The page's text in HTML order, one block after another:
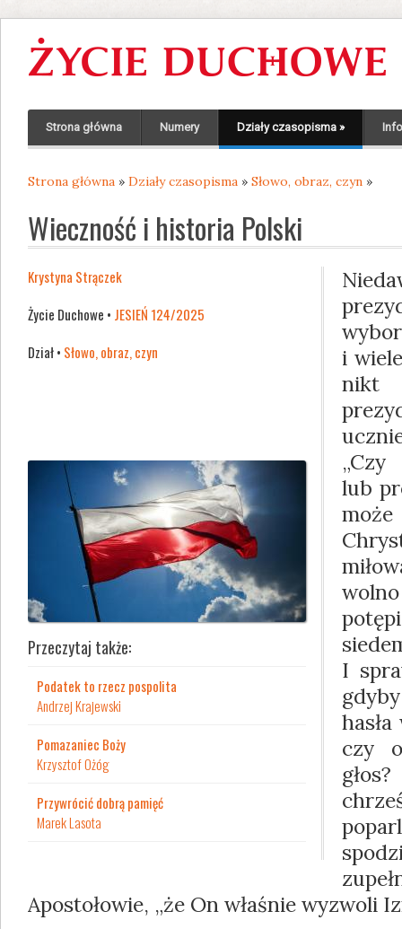
Strona główna Numery Działy czasopisma »
Jesteś tutaj
Strona główna » Działy czasopisma » Słowo, obraz, czyn »
Wieczność i historia Polski
Krystyna Strączek
Życie Duchowe • JESIEŃ 124/2025
Dział • Słowo, obraz, czyn
Przeczytaj także:
Podatek to rzecz pospolita
Andrzej Krajewski
Pomazaniec Boży
Krzysztof Ożóg
Przywrócić dobrą pamięć
Marek Lasota
i
nikt
lub
I
czy
Apostołowie, „że On właśnie wyzwoli